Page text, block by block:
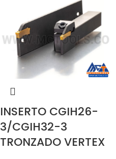
INSERTO CGIH26-
3/CGIH32-3
TRONZADO VERTEX